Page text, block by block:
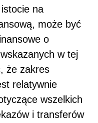
na
może być
o
w tej
że zakres
relatywnie
wszelkich
i transferów